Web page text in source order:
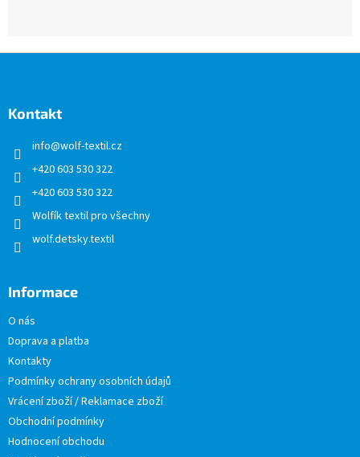
Kontakt
info@wolf-textil.cz
+420 603 530 322
+420 603 530 322
Wolfík textil pro všechny
wolf.detsky.textil
Informace
O nás
Doprava a platba
Kontakty
Podmínky ochrany osobních údajů
Vrácení zboží / Reklamace zboží
Obchodní podmínky
Hodnocení obchodu